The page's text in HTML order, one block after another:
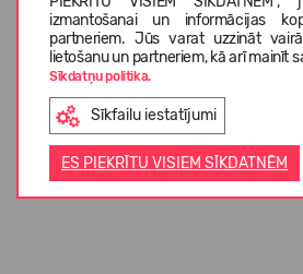
izmantošanai un informācijas
partneriem. Jūs varat uzzināt
lietošanu un partneriem, kā arī mainīt
Sīkdatņu politika.
Sīkfailu iestatījumi
ES PIEKRĪTU VISIEM SĪKDATNĒM